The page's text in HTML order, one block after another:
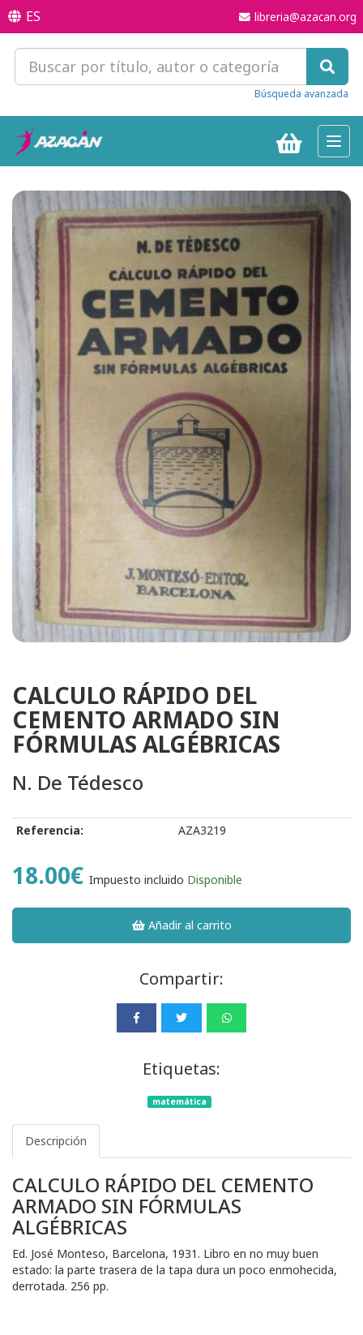
ES libreria@azacan.org
Búsqueda avanzada
CALCULO RÁPIDO DEL
CEMENTO ARMADO SIN
FÓRMULAS ALGÉBRICAS
N. De Tédesco
Referencia: AZA3219
18.00€ Impuesto incluido Disponible
Añadir al carrito
Compartir:
Etiquetas:
matemática
Descripción
CALCULO RÁPIDO DEL CEMENTO
ARMADO SIN FÓRMULAS
ALGÉBRICAS
Ed. José Monteso, Barcelona, 1931. Libro en no muy buen
estado: la parte trasera de la tapa dura un poco enmohecida,
derrotada. 256 pp.